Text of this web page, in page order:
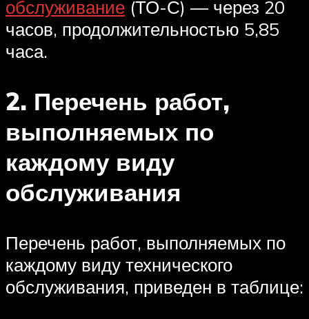
обслуживание (ТО-С) — через 20
часов, продолжительностью 5,85
часа.
2. Перечень работ,
выполняемых по
каждому виду
обслуживания
Перечень работ, выполняемых по
каждому виду технического
обслуживания, приведен в таблице: